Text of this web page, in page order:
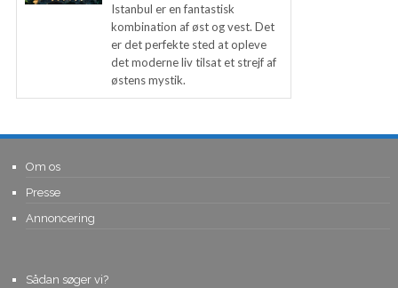
Istanbul er en fantastisk
kombination af øst og vest. Det
er det perfekte sted at opleve
det moderne liv tilsat et strejf af
østens mystik.
Om os
Presse
Annoncering
Sådan søger vi?